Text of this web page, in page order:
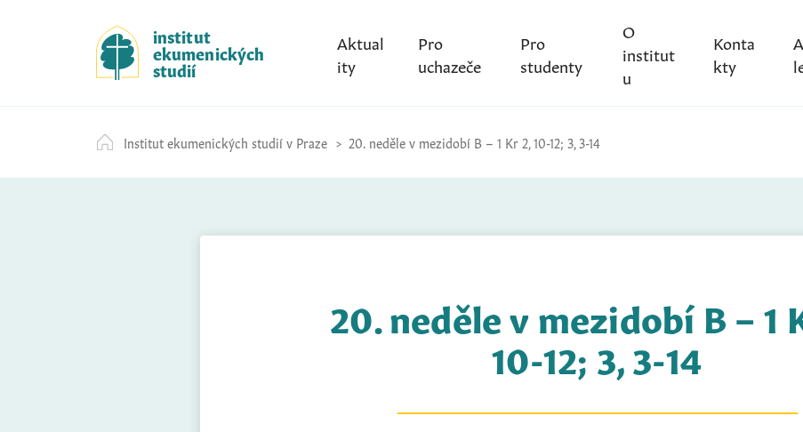
k
i
p
t
c
o
institut
ekumenických
studií
Aktual
ity
Pro
uchazeče
Pro
studenty
O
institut
u
Konta
kty
Institut ekumenických studií v Praze 20. neděle v mezidobí B – 1 Kr 2, 10-12; 3, 3-14
20. neděle v mezidobí B – 1
10-12; 3, 3-14